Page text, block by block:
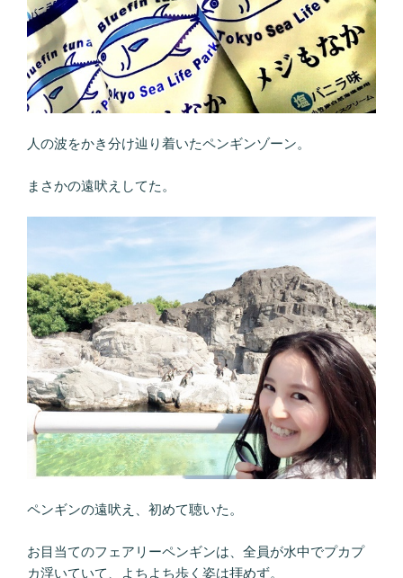
人の波をかき分け辿り着いたペンギンゾーン。
まさかの遠吠えしてた。
ペンギンの遠吠え、初めて聴いた。
お目当てのフェアリーペンギンは、全員が水中でプカプ
カ浮いていて、よちよち歩く姿は拝めず。